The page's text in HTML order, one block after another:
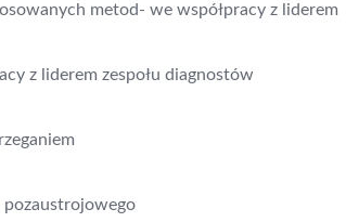
metod- we współpracy z liderem
z liderem zespołu diagnostów
pozaustrojowego